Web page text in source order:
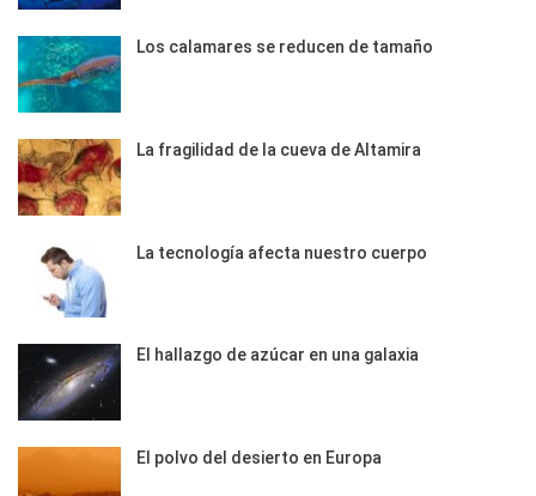
Los calamares se reducen de tamaño
La fragilidad de la cueva de Altamira
La tecnología afecta nuestro cuerpo
El hallazgo de azúcar en una galaxia
El polvo del desierto en Europa